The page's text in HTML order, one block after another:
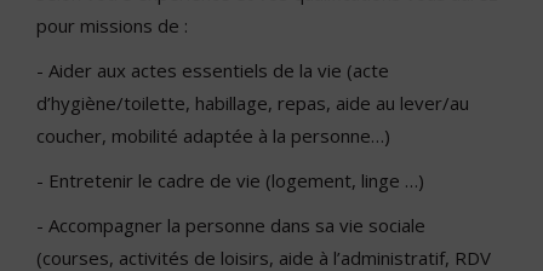
pour missions de :
- Aider aux actes essentiels de la vie (acte
d’hygiène/toilette, habillage, repas, aide au lever/au
coucher, mobilité adaptée à la personne…)
- Entretenir le cadre de vie (logement, linge …)
- Accompagner la personne dans sa vie sociale
(courses, activités de loisirs, aide à l’administratif, RDV